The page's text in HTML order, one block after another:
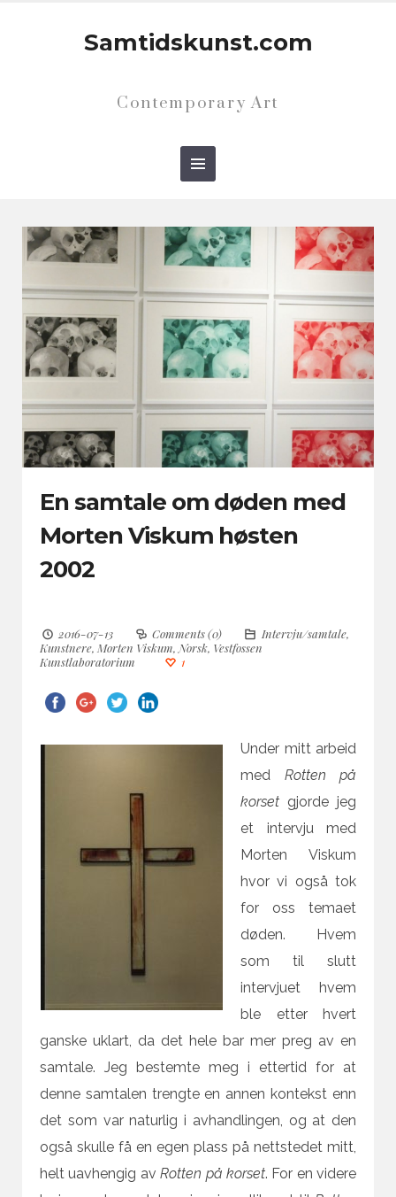
Samtidskunst.com
Contemporary Art
En samtale om døden med
Morten Viskum høsten
2002
2016-07-13 Comments (0) Intervju/samtale,
Kunstnere, Morten Viskum, Norsk, Vestfossen
Kunstlaboratorium
1
Under mitt arbeid
med Rotten på
korset gjorde jeg
et intervju med
Morten Viskum
hvor vi også tok
for oss temaet
døden. Hvem
som til slutt
intervjuet hvem
ble etter hvert
ganske uklart, da det hele bar mer preg av en
samtale. Jeg bestemte meg i ettertid for at
denne samtalen trengte en annen kontekst enn
det som var naturlig i avhandlingen, og at den
også skulle få en egen plass på nettstedet mitt,
helt uavhengig avRotten på korset. For en videre